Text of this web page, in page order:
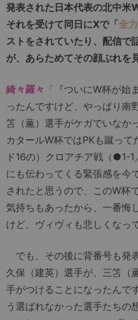
発表された日本代表の北中米
それを受けて同日にXで「全
ストをされていたり、配信で
が、あらためてその顔ぶれを
綺々羅々 「『ついにW杯が始
ったんですけど、やっぱり南
笘（薫）選手がケガでいな
カタールW杯ではPKも蹴っ
ド16の）クロアチア戦（●1-
にも伝わってくる緊張感を今
されたと思うので、このW杯
気持ちもあったから、一番悔
けど、ヴィヴィも悲しくなっ
でも、その後に背番号も発
久保（建英）選手が、三笘（
手がつけることになったんで
う選ばれなかった選手たちの